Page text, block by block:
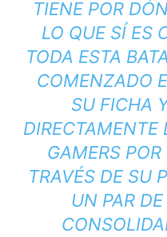
TIENE POR
LO QUE SÍ ES
TODA ESTA
COMENZADO
SU FICHA
DIRECTAMENTE
GAMERS
TRAVÉS DE SU
UN PAR